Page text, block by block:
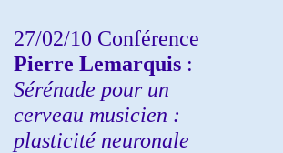
27/02/10 Conférence
Pierre Lemarquis :
Sérénade pour un
cerveau musicien :
plasticité neuronale